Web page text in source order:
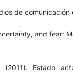
de
and fear:
(2011).